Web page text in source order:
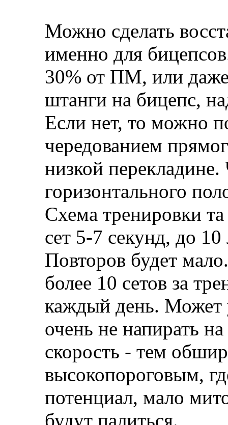
Можно сделать
именно для
30% от ПМ, или
штанги на бицепс,
Если нет, то можно
чередованием
низкой перекладине.
горизонтального
Схема тренировки
сет 5-7 секунд, до
Повторов будет
более 10 сетов за
каждый день. Может
очень не напирать
скорость - тем
высокопороговым,
потенциал, мало
будут палиться.